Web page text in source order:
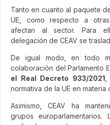
Tanto en cuanto al paquete
UE, como respecto a
afectan al sector. Para
delegación de CEAV se
De igual modo, en todo
colaboración del Parlamento
el Real Decreto 933/2021
normativa de la UE en
Asimismo, CEAV ha
grupos